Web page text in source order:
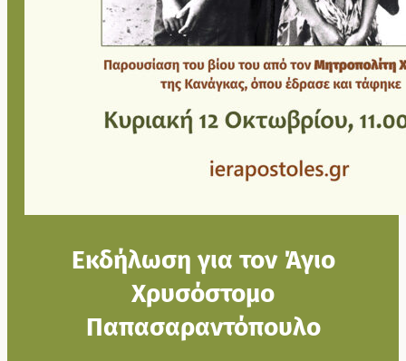
Εκδήλωση για τον Άγιο
Χρυσόστομο
Παπασαραντόπουλο